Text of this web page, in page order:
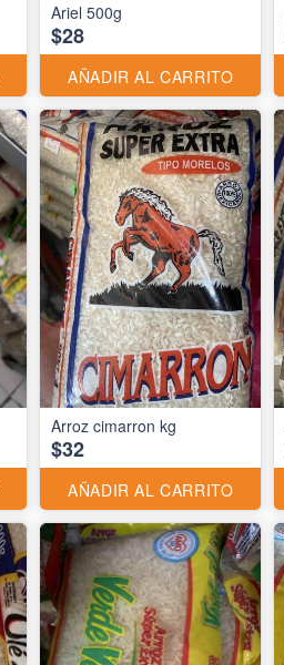
Ariel 500g
$28
AÑADIR AL CARRITO
Arroz cimarron kg
$32
AÑADIR AL CARRITO